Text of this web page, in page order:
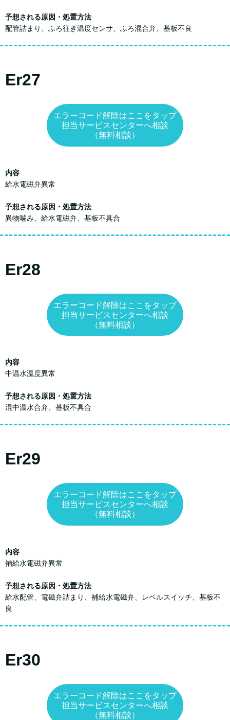
予想される原因・処置方法
配管詰まり、ふろ往き温度センサ、ふろ混合弁、基板不良
Er27
エラーコード解除はここをタップ
担当サービスセンターへ相談
（無料相談）
内容
給水電磁弁異常
予想される原因・処置方法
異物噛み、給水電磁弁、基板不具合
Er28
エラーコード解除はここをタップ
担当サービスセンターへ相談
（無料相談）
内容
中温水温度異常
予想される原因・処置方法
混中温水合弁、基板不具合
Er29
エラーコード解除はここをタップ
担当サービスセンターへ相談
（無料相談）
内容
補給水電磁弁異常
予想される原因・処置方法
給水配管、電磁弁詰まり、補給水電磁弁、レベルスイッチ、基板不
良
Er30
エラーコード解除はここをタップ
担当サービスセンターへ相談
（無料相談）